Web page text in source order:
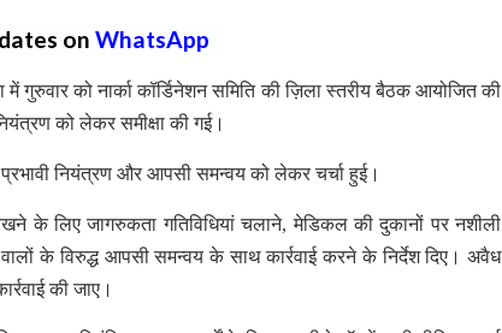
on WhatsApp
को नार्का कॉर्डिनेशन समिति की ज़िला स्तरीय बैठक आयोजित की
को लेकर समीक्षा की गई।
नियंत्रण और आपसी समन्वय को लेकर चर्चा हुई।
के लिए जागरुकता गतिविधियां चलाने, मेडिकल की दुकानों पर नशीली
के विरुद्ध आपसी समन्वय के साथ कार्रवाई करने के निर्देश दिए। अवैध
की जाए।